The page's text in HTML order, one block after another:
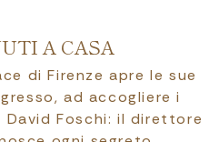
A CASA
di Firenze apre le sue
ad accogliere i
Foschi: il direttore